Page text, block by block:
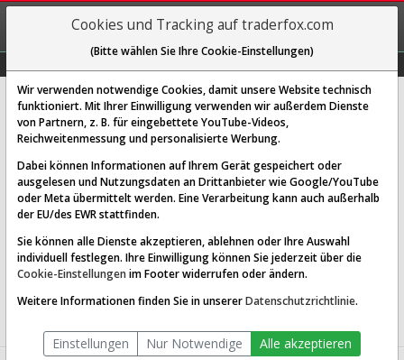
REGIS-
TRIEREN
ConnectOne Bancorp Inc.
[CNOB | WKN A11708 | ISIN US20786W1071]
32,750 $ -1,01 %
Echtzeit-Aktienkurs 07.08.2026 18:48 Uhr
BID:32,434 $
Website:
Sektor:
Financial Services / Banks - Regional
1.81 Mrd. USD
Anzahl
54,295,380
Cookies und Tracking auf traderfox.com
(Bitte wählen Sie Ihre Cookie-Einstellungen)
Wir verwenden notwendige Cookies, damit unsere Website technisch
funktioniert. Mit Ihrer Einwilligung verwenden wir außerdem Dienste
von Partnern, z. B. für eingebettete YouTube-Videos,
Reichweitenmessung und personalisierte Werbung.
Dabei können Informationen auf Ihrem Gerät gespeichert oder
ausgelesen und Nutzungsdaten an Drittanbieter wie Google/YouTube
oder Meta übermittelt werden. Eine Verarbeitung kann auch außerhalb
der EU/des EWR stattfinden.
Sie können alle Dienste akzeptieren, ablehnen oder Ihre Auswahl
individuell festlegen. Ihre Einwilligung können Sie jederzeit über die
Cookie-Einstellungen im Footer widerrufen oder ändern.
Weitere Informationen finden Sie in unsererDatenschutzrichtlinie.
Einstellungen Nur Notwendige Alle akzeptieren